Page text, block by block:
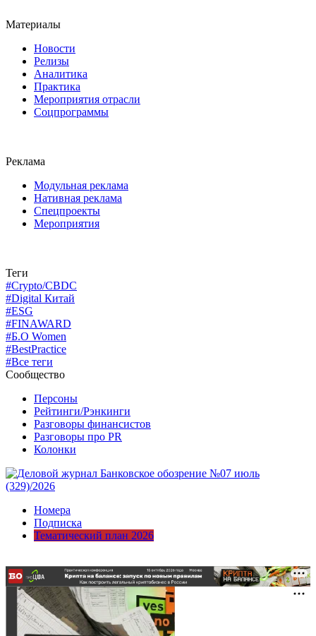
Материалы
Новости
Релизы
Аналитика
Практика
Мероприятия отрасли
Соцпрограммы
Реклама
Модульная реклама
Нативная реклама
Спецпроекты
Мероприятия
Теги
#Crypto/CBDC
#Digital Китай
#ESG
#FINAWARD
#Б.О Women
#BestPractice
#Все теги
Сообщество
Персоны
Рейтинги/Рэнкинги
Разговоры финансистов
Разговоры про PR
Колонки
Номера
Подписка
Тематический план 2026